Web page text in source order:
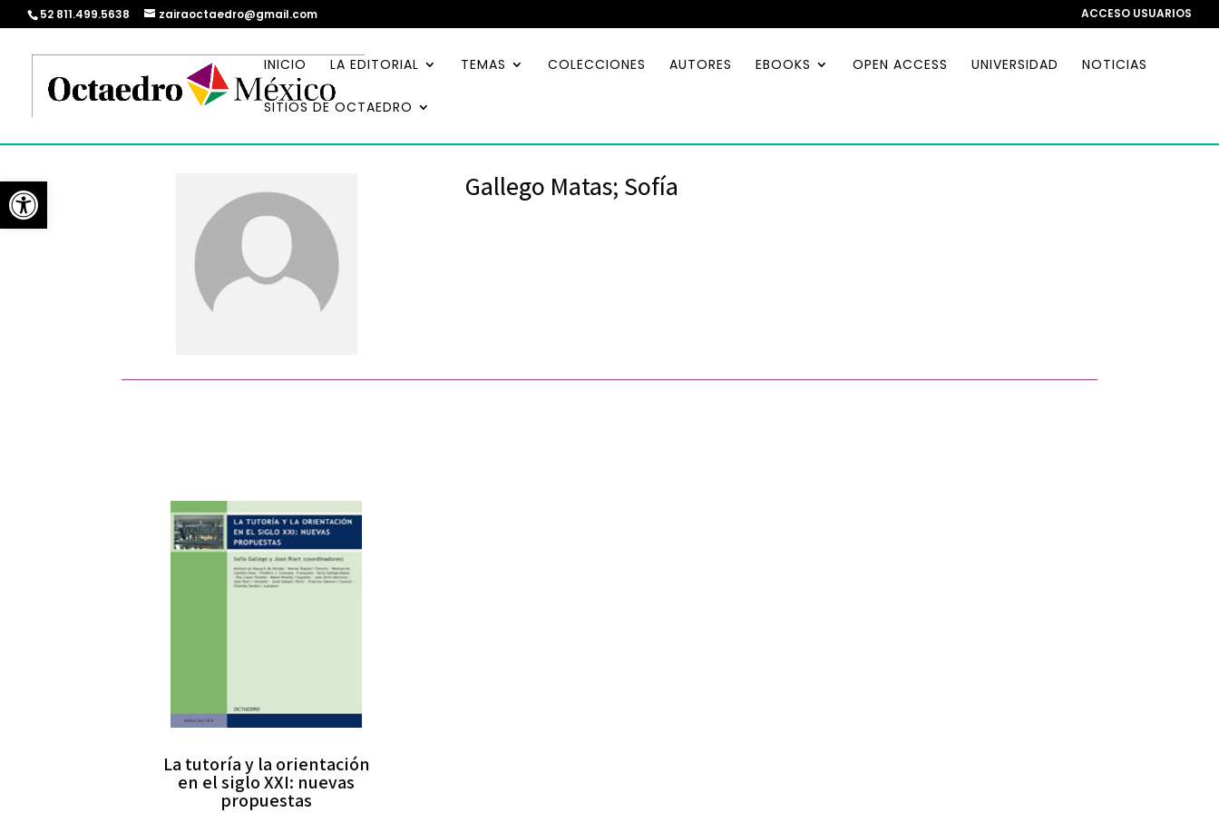
Abrir barra de herramientas
52 811.499.5638 zairaoctaedro@gmail.com ACCESO USUARIOS
INICIO LA EDITORIAL TEMAS COLECCIONES AUTORES EBOOKS OPEN ACCESS UNIVERSIDAD NOTICIAS
SITIOS DE OCTAEDRO
Gallego Matas; Sofía
La tutoría y la orientación
en el siglo XXI: nuevas
propuestas